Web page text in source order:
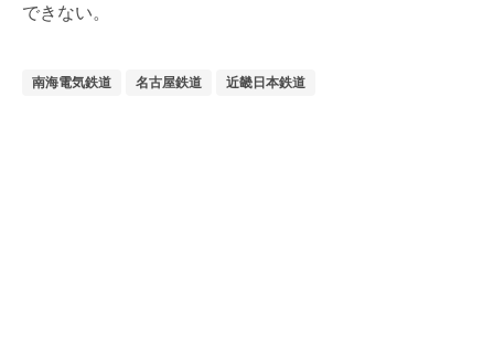
できない。
南海電気鉄道 名古屋鉄道 近畿日本鉄道